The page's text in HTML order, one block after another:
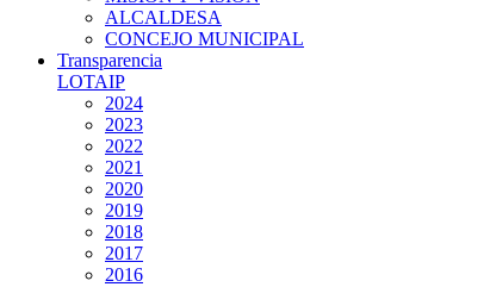
ALCALDESA
CONCEJO MUNICIPAL
Transparencia
LOTAIP
2024
2023
2022
2021
2020
2019
2018
2017
2016